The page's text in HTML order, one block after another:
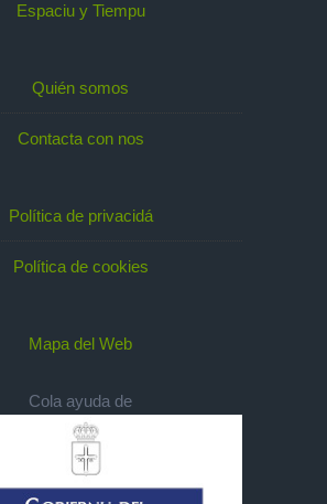
Espaciu y Tiempu
Quién somos
Contacta con nos
Política de privacidá
Política de cookies
Mapa del Web
Cola ayuda de